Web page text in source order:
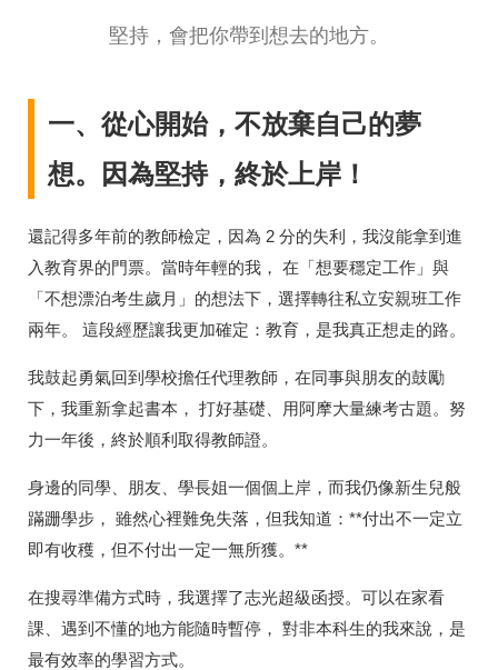
堅持，會把你帶到想去的地方。
一、從心開始，不放棄自己的夢
想。因為堅持，終於上岸！
還記得多年前的教師檢定，因為 2 分的失利，我沒能拿到進
入教育界的門票。當時年輕的我， 在「想要穩定工作」與
「不想漂泊考生歲月」的想法下，選擇轉往私立安親班工作
兩年。 這段經歷讓我更加確定：教育，是我真正想走的路。
我鼓起勇氣回到學校擔任代理教師，在同事與朋友的鼓勵
下，我重新拿起書本， 打好基礎、用阿摩大量練考古題。努
力一年後，終於順利取得教師證。
身邊的同學、朋友、學長姐一個個上岸，而我仍像新生兒般
蹣跚學步， 雖然心裡難免失落，但我知道：**付出不一定立
即有收穫，但不付出一定一無所獲。**
在搜尋準備方式時，我選擇了志光超級函授。可以在家看
課、遇到不懂的地方能隨時暫停， 對非本科生的我來說，是
最有效率的學習方式。